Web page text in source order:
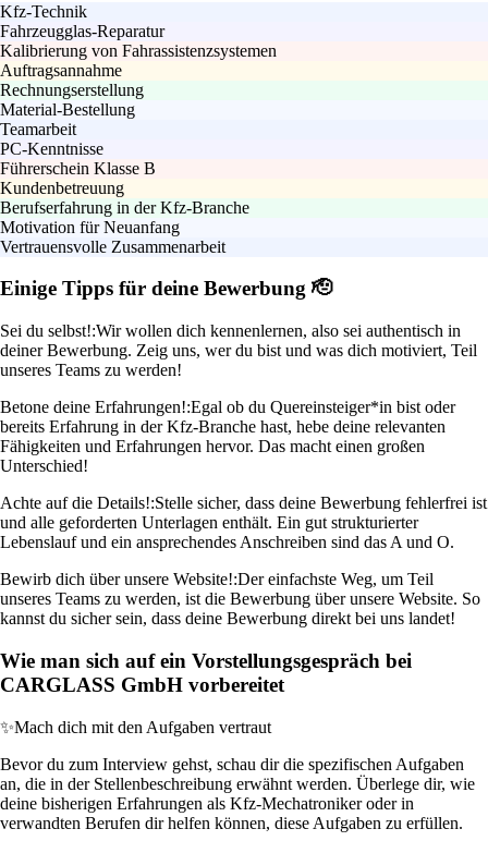
Kfz-Technik
Fahrzeugglas-Reparatur
Kalibrierung von Fahrassistenzsystemen
Auftragsannahme
Rechnungserstellung
Material-Bestellung
Teamarbeit
PC-Kenntnisse
Führerschein Klasse B
Kundenbetreuung
Berufserfahrung in der Kfz-Branche
Motivation für Neuanfang
Vertrauensvolle Zusammenarbeit
Einige Tipps für deine Bewerbung 🫡
Sei du selbst!:Wir wollen dich kennenlernen, also sei authentisch in
deiner Bewerbung. Zeig uns, wer du bist und was dich motiviert, Teil
unseres Teams zu werden!
Betone deine Erfahrungen!:Egal ob du Quereinsteiger*in bist oder
bereits Erfahrung in der Kfz-Branche hast, hebe deine relevanten
Fähigkeiten und Erfahrungen hervor. Das macht einen großen
Unterschied!
Achte auf die Details!:Stelle sicher, dass deine Bewerbung fehlerfrei ist
und alle geforderten Unterlagen enthält. Ein gut strukturierter
Lebenslauf und ein ansprechendes Anschreiben sind das A und O.
Bewirb dich über unsere Website!:Der einfachste Weg, um Teil
unseres Teams zu werden, ist die Bewerbung über unsere Website. So
kannst du sicher sein, dass deine Bewerbung direkt bei uns landet!
Wie man sich auf ein Vorstellungsgespräch bei
CARGLASS GmbH vorbereitet
✨Mach dich mit den Aufgaben vertraut
Bevor du zum Interview gehst, schau dir die spezifischen Aufgaben
an, die in der Stellenbeschreibung erwähnt werden. Überlege dir, wie
deine bisherigen Erfahrungen als Kfz-Mechatroniker oder in
verwandten Berufen dir helfen können, diese Aufgaben zu erfüllen.